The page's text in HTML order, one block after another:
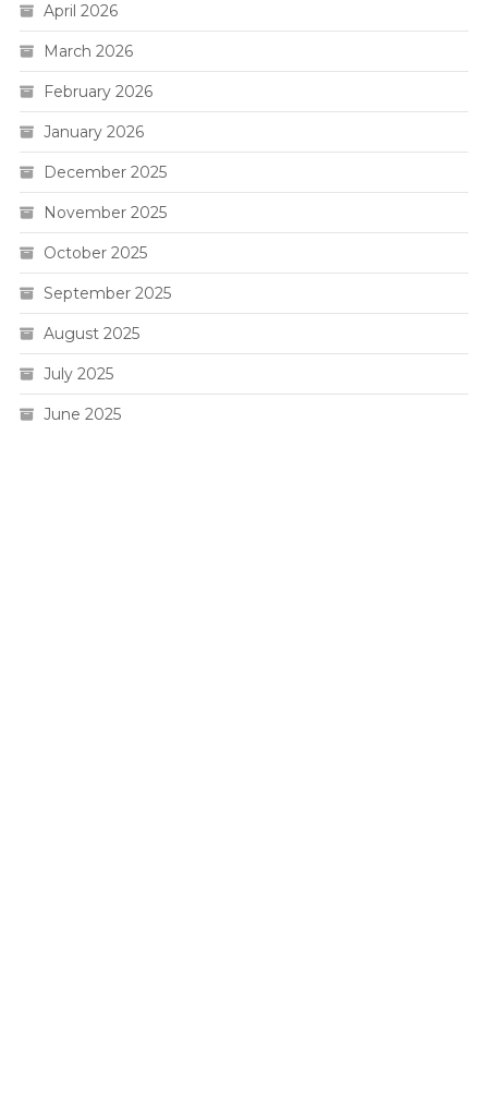
April 2026
March 2026
February 2026
January 2026
December 2025
November 2025
October 2025
September 2025
August 2025
July 2025
June 2025